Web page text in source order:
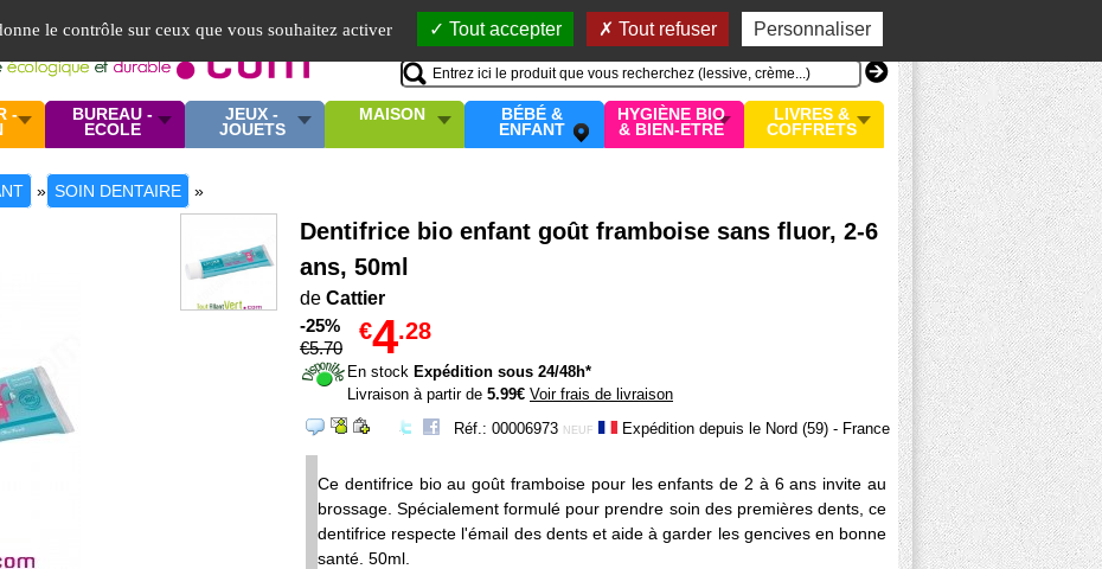
le contrôle sur ceux que vous souhaitez activer Tout accepter Tout refuser Personnaliser
Mon compte
MON PANIER
0 article
-
BUREAU -
ECOLE
JEUX -
JOUETS
MAISON
BÉBÉ &
ENFANT
HYGIÈNE BIO
& BIEN-ETRE
LIVRES &
COFFRETS
» SOIN DENTAIRE »
Dentifrice bio enfant goût framboise sans fluor, 2-6
ans, 50ml
de Cattier
-25%
€5.70
€4.28
En stock Expédition sous 24/48h*
Livraison à partir de 5.99€ Voir frais de livraison
Réf.: 00006973 NEUF Expédition depuis le Nord (59) - France
Ce dentifrice bio au goût framboise pour les enfants de 2 à 6 ans invite au
brossage. Spécialement formulé pour prendre soin des premières dents, ce
dentifrice respecte l'émail des dents et aide à garder les gencives en bonne
santé. 50ml.